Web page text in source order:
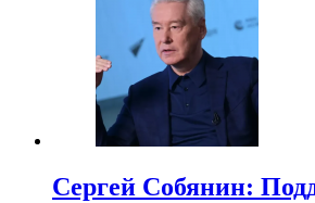
Сергей Собянин: